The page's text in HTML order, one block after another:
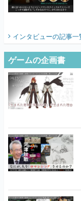
インタビューの記事一
ゲームの企画書